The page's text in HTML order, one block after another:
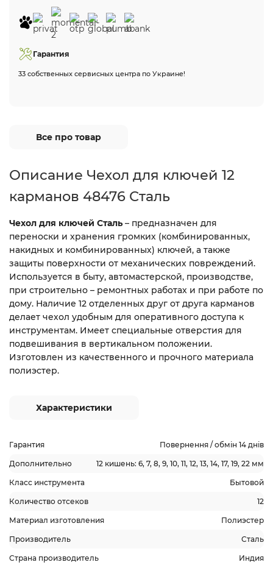
Гарантия
33 собственных сервисных центра по Украине!
Все про товар
Описание Чехол для ключей 12
карманов 48476 Сталь
Чехол для ключей Сталь – предназначен для
переноски и хранения громких (комбинированных,
накидных и комбинированных) ключей, а также
защиты поверхности от механических повреждений.
Используется в быту, автомастерской, производстве,
при строительно – ремонтных работах и при работе по
дому. Наличие 12 отделенных друг от друга карманов
делает чехол удобным для оперативного доступа к
инструментам. Имеет специальные отверстия для
подвешивания в вертикальном положении.
Изготовлен из качественного и прочного материала
полиэстер.
Характеристики
Гарантия Повернення / обмін 14 днів
Дополнительно 12 кишень: 6, 7, 8, 9, 10, 11, 12, 13, 14, 17, 19, 22 мм
Класс инструмента Бытовой
Количество отсеков 12
Материал изготовления Полиэстер
Производитель Сталь
Страна производитель Индия